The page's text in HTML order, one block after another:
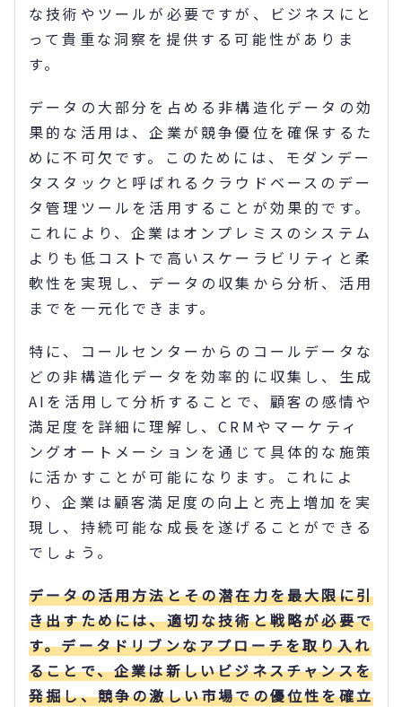
な技術やツールが必要ですが、ビジネスにと
って貴重な洞察を提供する可能性がありま
す。
データの大部分を占める非構造化データの効
果的な活用は、企業が競争優位を確保するた
めに不可欠です。このためには、モダンデー
タスタックと呼ばれるクラウドベースのデー
タ管理ツールを活用することが効果的です。
これにより、企業はオンプレミスのシステム
よりも低コストで高いスケーラビリティと柔
軟性を実現し、データの収集から分析、活用
までを一元化できます。
特に、コールセンターからのコールデータな
どの非構造化データを効率的に収集し、生成
AIを活用して分析することで、顧客の感情や
満足度を詳細に理解し、CRMやマーケティ
ングオートメーションを通じて具体的な施策
に活かすことが可能になります。これによ
り、企業は顧客満足度の向上と売上増加を実
現し、持続可能な成長を遂げることができる
でしょう。
データの活用方法とその潜在力を最大限に引
き出すためには、適切な技術と戦略が必要で
す。データドリブンなアプローチを取り入れ
ることで、企業は新しいビジネスチャンスを
発掘し、競争の激しい市場での優位性を確立